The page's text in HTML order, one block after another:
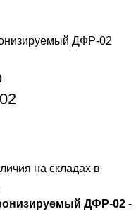
на складах в
ДФР-02 -